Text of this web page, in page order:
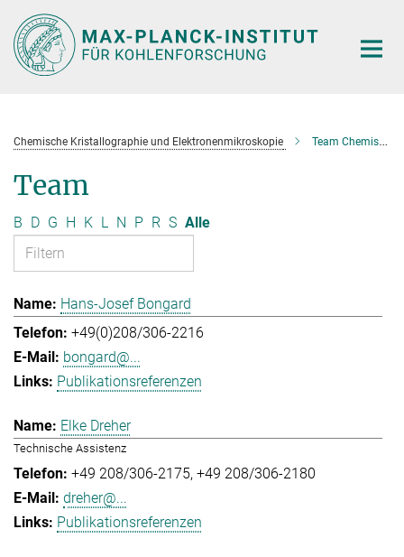
Hauptinhalt
Chemische Kristallographie und Elektronenmikroskopie Team Chemische Kristallographie und Elektronenmikroskopie
Team
B D G H K L N P R S Alle
Hans-Josef Bongard
+49(0)208/306-2216
bongard@...
Publikationsreferenzen
Elke Dreher
Technische Assistenz
+49 208/306-2175 +49 208/306-2180
dreher@...
Publikationsreferenzen